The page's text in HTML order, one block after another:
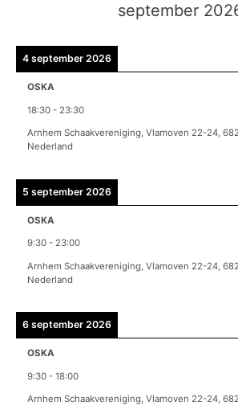
september
4 september 2026
OSKA
18:30 - 23:30
Arnhem Schaakvereniging, Vlamoven 22-24,
Nederland
5 september 2026
OSKA
9:30 - 23:00
Arnhem Schaakvereniging, Vlamoven 22-24,
Nederland
6 september 2026
OSKA
9:30 - 18:00
Arnhem Schaakvereniging, Vlamoven 22-24,
e